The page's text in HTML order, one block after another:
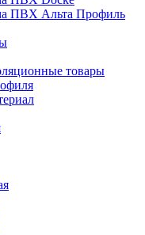
ПВХ Альта Профиль
товары